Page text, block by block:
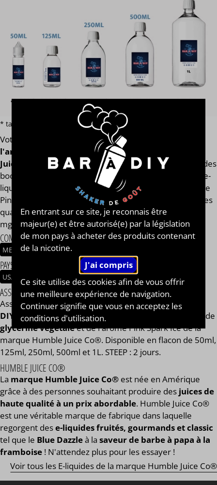
* tarif par volume hors additif et e-liquide terpène ou macérat
Votre e-liquide Pink Spark Iceest assemblé
l'arôme concentré original de la marque Humble
Juice Co®
. Finis les e-liquides trop dilués après l'ajout des
boosters de nicotine ! Notre calculateur mesure votre e-
liquide en fonction de son volume global. Votre e-liquide
Pink Spark Ice aura toujours le même goût et les mêmes
qualités gustatives, que vous soyez en 0, 2, 9, 11 ou 14
mg/ml.
COMPOSITION
MENTHOL ROSE LIMONADE
PAYS / ORIGINE DU CONCENTRÉ
USA
ASSEMBLAGE
Assemblage réalisé à PLOUESCAT - France parBAR à
DIY®. Composé demono propylène glycol végétal
, de
glycérine végétaleet de l'arôme Pink Spark Ice de la
marque Humble Juice Co®. Disponible en flacon de 50ml,
125ml, 250ml, 500ml et 1L. STEEP : 2 jours.
HUMBLE JUICE CO®
La marque Humble Juice Co® est née en Amérique
grâce à des personnes souhaitant produire des juices de
haute qualité à un prix abordable. Humble Juice Co®
est une véritable marque de fabrique dans laquelle
regorgent dese-liquides fruités, gourmands et classic
tel que le Blue Dazzleà la saveur de barbe à papa à la
framboise ! N'attendez plus pour les essayer !
Voir tous les E-liquides de la marque Humble Juice Co®
En entrant sur ce site, je reconnais être
majeur(e) et être autorisé(e) par la législation
de mon pays à acheter des produits contenant
de la nicotine.
Ce site utilise des cookies afin de vous offrir
une meilleure expérience de navigation.
Continuer signifie que vous en acceptez les
conditions d'utilisation.